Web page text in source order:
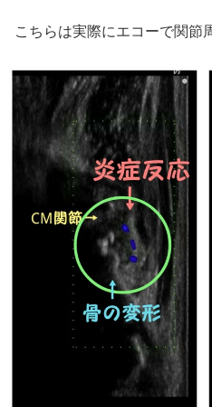
こちらは実際にエコーで関節